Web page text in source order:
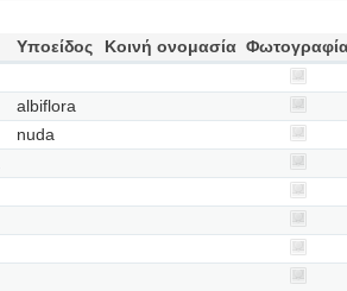
Υποείδος Κοινή ονομασία
albiflora
nuda